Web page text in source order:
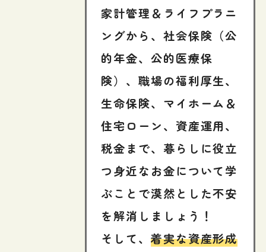
家計管理＆ライフプラニ
ングから、社会保険（公
的年金、公的医療保
険）、職場の福利厚生、
生命保険、マイホーム＆
住宅ローン、資産運用、
税金まで、暮らしに役立
つ身近なお金について学
ぶことで漠然とした不安
を解消しましょう！
そして、 着実な資産形成